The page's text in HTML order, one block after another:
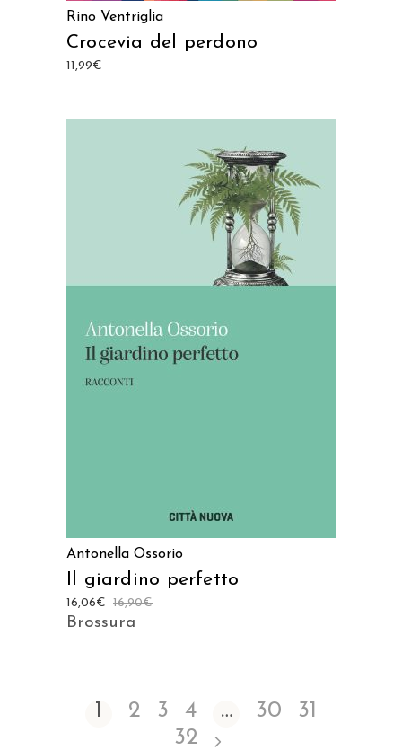
Rino Ventriglia
Crocevia del perdono
11,99€
AGGIUNGI AL CARRELLO
Antonella Ossorio
Il giardino perfetto
16,90€
16,06€
Brossura
1 2 3 4 … 30
31
32